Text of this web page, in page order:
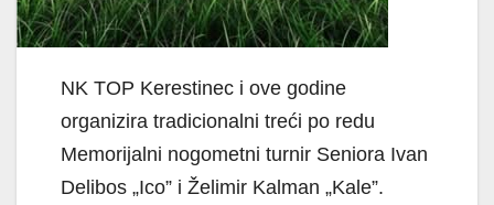
NK TOP Kerestinec i ove godine
organizira tradicionalni treći po redu
Memorijalni nogometni turnir Seniora Ivan
Delibos „Ico” i Želimir Kalman „Kale”.